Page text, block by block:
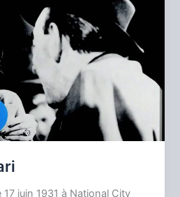
juin 1931 à National City